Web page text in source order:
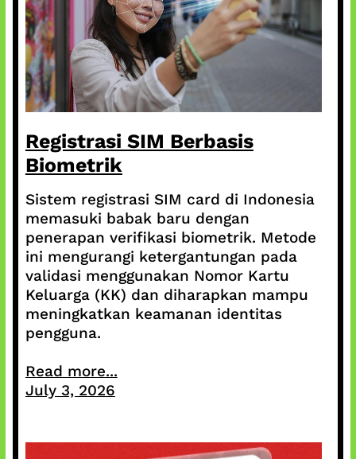
Registrasi SIM Berbasis
Biometrik
Sistem registrasi SIM card di Indonesia
memasuki babak baru dengan
penerapan verifikasi biometrik. Metode
ini mengurangi ketergantungan pada
validasi menggunakan Nomor Kartu
Keluarga (KK) dan diharapkan mampu
meningkatkan keamanan identitas
pengguna.
Read more...
July 3, 2026